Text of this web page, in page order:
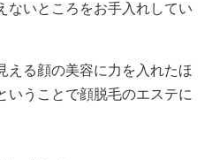
ないところをお手入れしてい
える顔の美容に力を入れたほ
いうことで顔脱毛のエステに